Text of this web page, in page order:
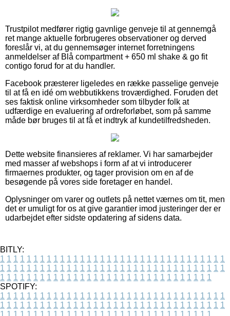
Trustpilot medfører rigtig gavnlige genveje til at gennemgå
ret mange aktuelle forbrugeres observationer og derved
foreslår vi, at du gennemsøger internet forretningens
anmeldelser af Blå compartment + 650 ml shake & go fit
contigo forud for at du handler.
Facebook præsterer ligeledes en række passelige genveje
til at få en idé om webbutikkens troværdighed. Foruden det
ses faktisk online virksomheder som tilbyder folk at
udfærdige en evaluering af ordreforløbet, som på samme
måde bør bruges til at få et indtryk af kundetilfredsheden.
Dette website finansieres af reklamer. Vi har samarbejder
med masser af webshops i form af at vi introducerer
firmaernes produkter, og tager provision om en af de
besøgende på vores side foretager en handel.
Oplysninger om varer og outlets på nettet værnes om tit, men
det er umuligt for os at give garantier imod justeringer der er
udarbejdet efter sidste opdatering af sidens data.
BITLY:
1 1 1 1 1 1 1 1 1 1 1 1 1 1 1 1 1 1 1 1 1 1 1 1 1 1 1 1 1 1 1 1 1 1
1 1 1 1 1 1 1 1 1 1 1 1 1 1 1 1 1 1 1 1 1 1 1 1 1 1 1 1 1 1 1 1 1 1
1 1 1 1 1 1 1 1 1 1 1 1 1 1 1 1 1 1 1 1 1 1 1 1 1 1 1 1 1 1 1 1
SPOTIFY:
1 1 1 1 1 1 1 1 1 1 1 1 1 1 1 1 1 1 1 1 1 1 1 1 1 1 1 1 1 1 1 1 1 1
1 1 1 1 1 1 1 1 1 1 1 1 1 1 1 1 1 1 1 1 1 1 1 1 1 1 1 1 1 1 1 1 1 1
1 1 1 1 1 1 1 1 1 1 1 1 1 1 1 1 1 1 1 1 1 1 1 1 1 1 1 1 1 1 1 1